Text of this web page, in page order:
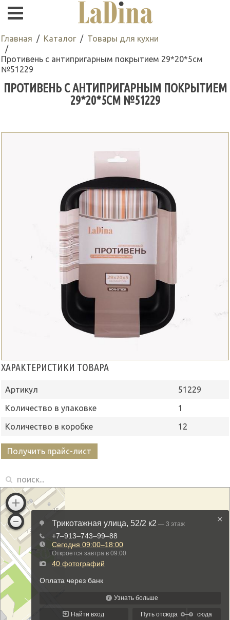
Главная Каталог Товары для кухни
Противень с антипригарным покрытием 29*20*5см
№51229
ПРОТИВЕНЬ С АНТИПРИГАРНЫМ ПОКРЫТИЕМ
29*20*5СМ №51229
ХАРАКТЕРИСТИКИ ТОВАРА
Артикул
51229
Количество в упаковке
1
Количество в коробке
12
Получить прайс-лист